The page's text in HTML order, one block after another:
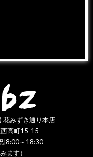
花みずき通り本店
高町15-15
]8:00～18:30
ます）